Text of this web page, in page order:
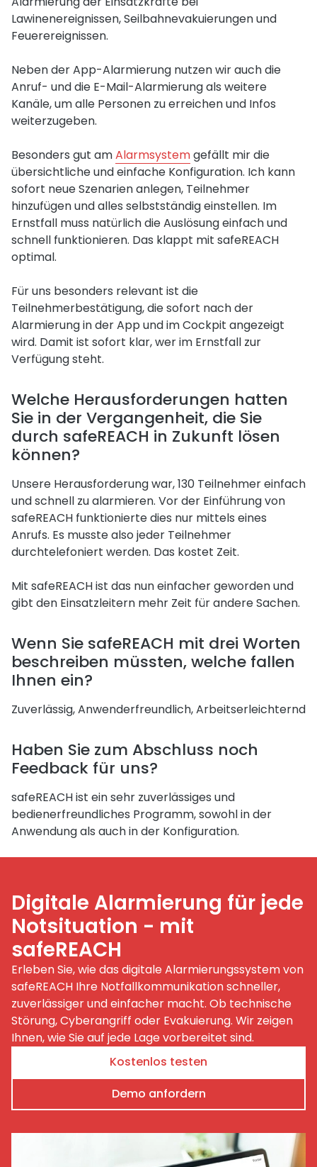
Lawinenereignissen, Seilbahnevakuierungen und
Feuerereignissen.
Neben der App-Alarmierung nutzen wir auch die
Anruf- und die E-Mail-Alarmierung als weitere
Kanäle, um alle Personen zu erreichen und Infos
weiterzugeben.
Besonders gut amAlarmsystemgefällt mir die
übersichtliche und einfache Konfiguration. Ich kann
sofort neue Szenarien anlegen, Teilnehmer
hinzufügen und alles selbstständig einstellen. Im
Ernstfall muss natürlich die Auslösung einfach und
schnell funktionieren. Das klappt mit safeREACH
optimal.
Für uns besonders relevant ist die
Teilnehmerbestätigung, die sofort nach der
Alarmierung in der App und im Cockpit angezeigt
wird. Damit ist sofort klar, wer im Ernstfall zur
Verfügung steht.
Welche Herausforderungen hatten
Sie in der Vergangenheit, die Sie
durch safeREACH in Zukunft lösen
können?
Unsere Herausforderung war, 130 Teilnehmer einfach
und schnell zu alarmieren. Vor der Einführung von
safeREACH funktionierte dies nur mittels eines
Anrufs. Es musste also jeder Teilnehmer
durchtelefoniert werden. Das kostet Zeit.
Mit safeREACH ist das nun einfacher geworden und
gibt den Einsatzleitern mehr Zeit für andere Sachen.
Wenn Sie safeREACH mit drei Worten
beschreiben müssten, welche fallen
Ihnen ein?
Zuverlässig, Anwenderfreundlich, Arbeitserleichternd
Haben Sie zum Abschluss noch
Feedback für uns?
safeREACH ist ein sehr zuverlässiges und
bedienerfreundliches Programm, sowohl in der
Anwendung als auch in der Konfiguration.
Digitale Alarmierung für jede
Notsituation - mit
safeREACH
Erleben Sie, wie das digitale Alarmierungssystem von
safeREACH Ihre Notfallkommunikation schneller,
zuverlässiger und einfacher macht. Ob technische
Störung, Cyberangriff oder Evakuierung. Wir zeigen
Ihnen, wie Sie auf jede Lage vorbereitet sind.
Kostenlos testen
Demo anfordern